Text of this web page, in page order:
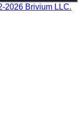
2026 Brivium LLC.